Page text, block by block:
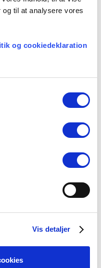
til at analysere vores
og cookiedeklaration
Vis detaljer
– Kokholm 2,
inspirerende
kollega/ledsager